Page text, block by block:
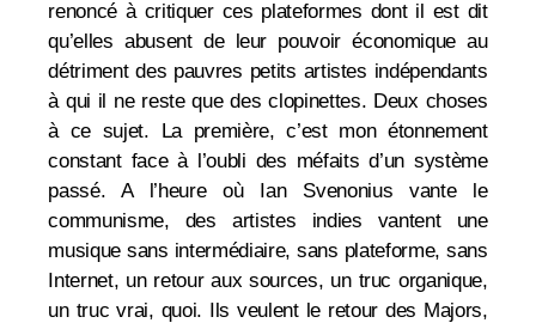
renoncé à critiquer ces plateformes dont il est dit
qu’elles abusent de leur pouvoir économique au
détriment des pauvres petits artistes indépendants
à qui il ne reste que des clopinettes. Deux choses
à ce sujet. La première, c’est mon étonnement
constant face à l’oubli des méfaits d’un système
passé. A l’heure où Ian Svenoniusvante le
communisme, des artistes indies vantent une
musique sans intermédiaire, sans plateforme, sans
Internet, un retour aux sources, un truc organique,
un truc vrai, quoi. Ils veulent le retour des Majors,